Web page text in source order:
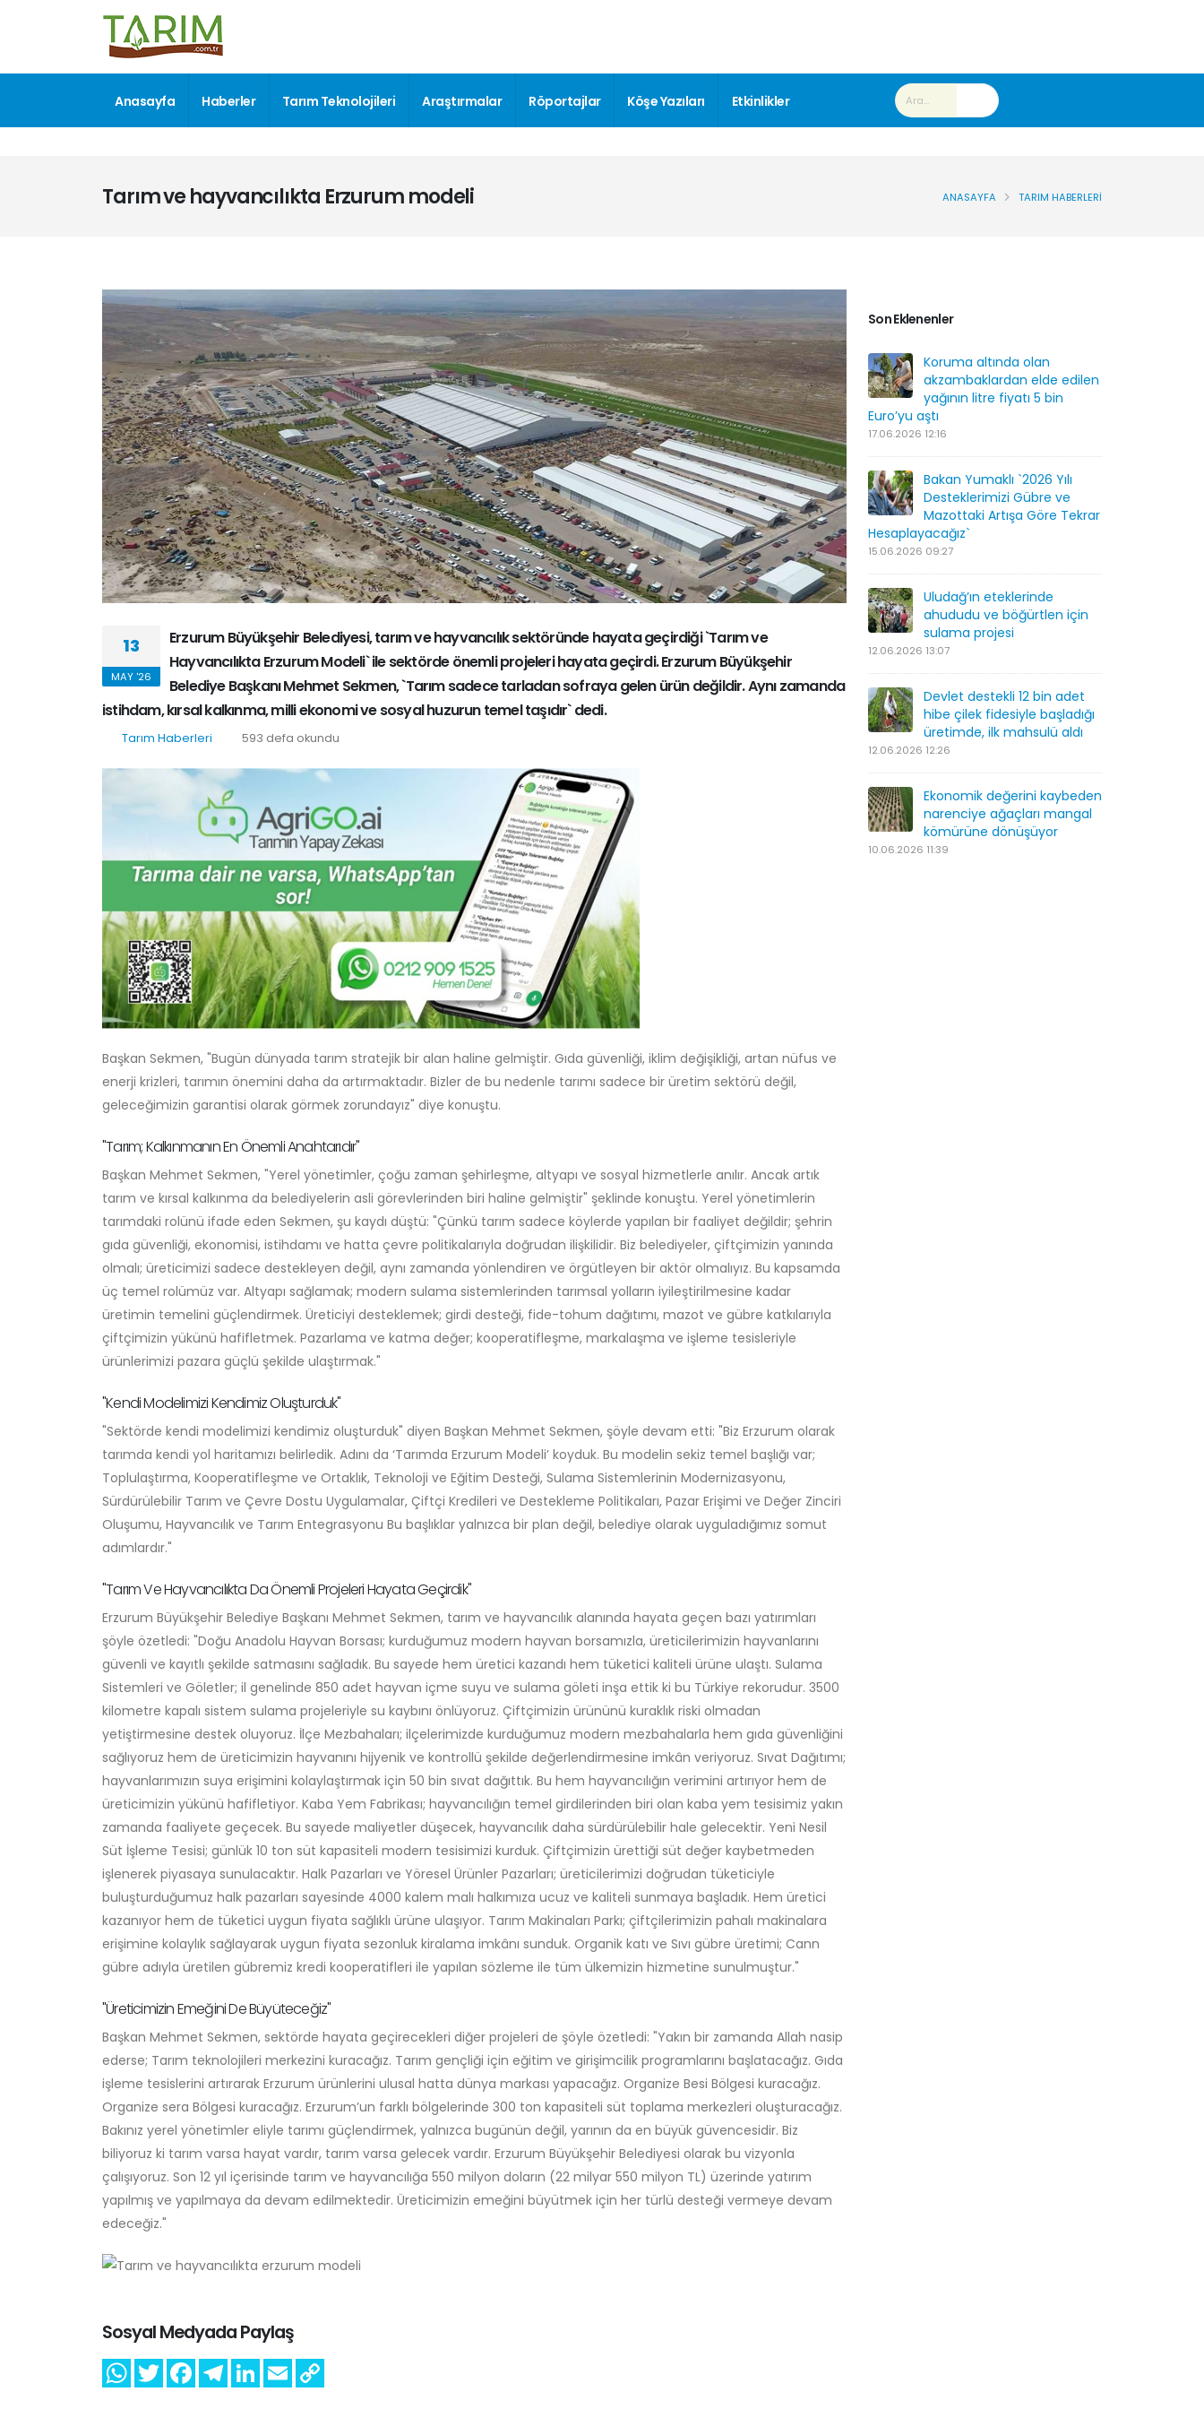
Anasayfa Haberler Tarım Teknolojileri Araştırmalar Röportajlar Köşe Yazıları Etkinlikler
Tarım ve hayvancılıkta Erzurum modeli ANASAYFA TARIM HABERLERI
13
MAY '26
Erzurum Büyükşehir Belediyesi, tarım ve hayvancılık sektöründe hayata geçirdiği `Tarım ve
Hayvancılıkta Erzurum Modeli` ile sektörde önemli projeleri hayata geçirdi. Erzurum Büyükşehir
Belediye Başkanı Mehmet Sekmen, `Tarım sadece tarladan sofraya gelen ürün değildir. Aynı zamanda
istihdam, kırsal kalkınma, milli ekonomi ve sosyal huzurun temel taşıdır` dedi.
Tarım Haberleri 593 defa okundu
Başkan Sekmen, "Bugün dünyada tarım stratejik bir alan haline gelmiştir. Gıda güvenliği, iklim değişikliği, artan nüfus ve
enerji krizleri, tarımın önemini daha da artırmaktadır. Bizler de bu nedenle tarımı sadece bir üretim sektörü değil,
geleceğimizin garantisi olarak görmek zorundayız" diye konuştu.
"Tarım; Kalkınmanın En Önemli Anahtarıdır"
Başkan Mehmet Sekmen, "Yerel yönetimler, çoğu zaman şehirleşme, altyapı ve sosyal hizmetlerle anılır. Ancak artık
tarım ve kırsal kalkınma da belediyelerin asli görevlerinden biri haline gelmiştir" şeklinde konuştu. Yerel yönetimlerin
tarımdaki rolünü ifade eden Sekmen, şu kaydı düştü: "Çünkü tarım sadece köylerde yapılan bir faaliyet değildir; şehrin
gıda güvenliği, ekonomisi, istihdamı ve hatta çevre politikalarıyla doğrudan ilişkilidir. Biz belediyeler, çiftçimizin yanında
olmalı; üreticimizi sadece destekleyen değil, aynı zamanda yönlendiren ve örgütleyen bir aktör olmalıyız. Bu kapsamda
üç temel rolümüz var. Altyapı sağlamak; modern sulama sistemlerinden tarımsal yolların iyileştirilmesine kadar
üretimin temelini güçlendirmek. Üreticiyi desteklemek; girdi desteği, fide-tohum dağıtımı, mazot ve gübre katkılarıyla
çiftçimizin yükünü hafifletmek. Pazarlama ve katma değer; kooperatifleşme, markalaşma ve işleme tesisleriyle
ürünlerimizi pazara güçlü şekilde ulaştırmak."
"Kendi Modelimizi Kendimiz Oluşturduk"
"Sektörde kendi modelimizi kendimiz oluşturduk" diyen Başkan Mehmet Sekmen, şöyle devam etti: "Biz Erzurum olarak
tarımda kendi yol haritamızı belirledik. Adını da ‘Tarımda Erzurum Modeli’ koyduk. Bu modelin sekiz temel başlığı var;
Toplulaştırma, Kooperatifleşme ve Ortaklık, Teknoloji ve Eğitim Desteği, Sulama Sistemlerinin Modernizasyonu,
Sürdürülebilir Tarım ve Çevre Dostu Uygulamalar, Çiftçi Kredileri ve Destekleme Politikaları, Pazar Erişimi ve Değer Zinciri
Oluşumu, Hayvancılık ve Tarım Entegrasyonu Bu başlıklar yalnızca bir plan değil, belediye olarak uyguladığımız somut
adımlardır."
"Tarım Ve Hayvancılıkta Da Önemli Projeleri Hayata Geçirdik"
Erzurum Büyükşehir Belediye Başkanı Mehmet Sekmen, tarım ve hayvancılık alanında hayata geçen bazı yatırımları
şöyle özetledi: "Doğu Anadolu Hayvan Borsası; kurduğumuz modern hayvan borsamızla, üreticilerimizin hayvanlarını
güvenli ve kayıtlı şekilde satmasını sağladık. Bu sayede hem üretici kazandı hem tüketici kaliteli ürüne ulaştı. Sulama
Sistemleri ve Göletler; il genelinde 850 adet hayvan içme suyu ve sulama göleti inşa ettik ki bu Türkiye rekorudur. 3500
kilometre kapalı sistem sulama projeleriyle su kaybını önlüyoruz. Çiftçimizin ürününü kuraklık riski olmadan
yetiştirmesine destek oluyoruz. İlçe Mezbahaları; ilçelerimizde kurduğumuz modern mezbahalarla hem gıda güvenliğini
sağlıyoruz hem de üreticimizin hayvanını hijyenik ve kontrollü şekilde değerlendirmesine imkân veriyoruz. Sıvat Dağıtımı;
hayvanlarımızın suya erişimini kolaylaştırmak için 50 bin sıvat dağıttık. Bu hem hayvancılığın verimini artırıyor hem de
üreticimizin yükünü hafifletiyor. Kaba Yem Fabrikası; hayvancılığın temel girdilerinden biri olan kaba yem tesisimiz yakın
zamanda faaliyete geçecek. Bu sayede maliyetler düşecek, hayvancılık daha sürdürülebilir hale gelecektir. Yeni Nesil
Süt İşleme Tesisi; günlük 10 ton süt kapasiteli modern tesisimizi kurduk. Çiftçimizin ürettiği süt değer kaybetmeden
işlenerek piyasaya sunulacaktır. Halk Pazarları ve Yöresel Ürünler Pazarları; üreticilerimizi doğrudan tüketiciyle
buluşturduğumuz halk pazarları sayesinde 4000 kalem malı halkımıza ucuz ve kaliteli sunmaya başladık. Hem üretici
kazanıyor hem de tüketici uygun fiyata sağlıklı ürüne ulaşıyor. Tarım Makinaları Parkı; çiftçilerimizin pahalı makinalara
erişimine kolaylık sağlayarak uygun fiyata sezonluk kiralama imkânı sunduk. Organik katı ve Sıvı gübre üretimi; Cann
gübre adıyla üretilen gübremiz kredi kooperatifleri ile yapılan sözleme ile tüm ülkemizin hizmetine sunulmuştur."
"Üreticimizin Emeğini De Büyüteceğiz"
Başkan Mehmet Sekmen, sektörde hayata geçirecekleri diğer projeleri de şöyle özetledi: "Yakın bir zamanda Allah nasip
ederse; Tarım teknolojileri merkezini kuracağız. Tarım gençliği için eğitim ve girişimcilik programlarını başlatacağız. Gıda
işleme tesislerini artırarak Erzurum ürünlerini ulusal hatta dünya markası yapacağız. Organize Besi Bölgesi kuracağız.
Organize sera Bölgesi kuracağız. Erzurum’un farklı bölgelerinde 300 ton kapasiteli süt toplama merkezleri oluşturacağız.
Bakınız yerel yönetimler eliyle tarımı güçlendirmek, yalnızca bugünün değil, yarının da en büyük güvencesidir. Biz
biliyoruz ki tarım varsa hayat vardır, tarım varsa gelecek vardır. Erzurum Büyükşehir Belediyesi olarak bu vizyonla
çalışıyoruz. Son 12 yıl içerisinde tarım ve hayvancılığa 550 milyon doların (22 milyar 550 milyon TL) üzerinde yatırım
yapılmış ve yapılmaya da devam edilmektedir. Üreticimizin emeğini büyütmek için her türlü desteği vermeye devam
edeceğiz."
Sosyal Medyada Paylaş
Son Eklenenler
Koruma altında olan
akzambaklardan elde edilen
yağının litre fiyatı 5 bin
Euro’yu aştı
17.06.2026 12:16
Bakan Yumaklı `2026 Yılı
Desteklerimizi Gübre ve
Mazottaki Artışa Göre Tekrar
Hesaplayacağız`
15.06.2026 09:27
Uludağ’ın eteklerinde
ahududu ve böğürtlen için
sulama projesi
12.06.2026 13:07
Devlet destekli 12 bin adet
hibe çilek fidesiyle başladığı
üretimde, ilk mahsulü aldı
12.06.2026 12:26
Ekonomik değerini kaybeden
narenciye ağaçları mangal
kömürüne dönüşüyor
10.06.2026 11:39